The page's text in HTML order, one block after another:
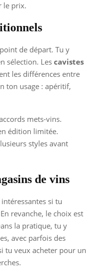
le prix.
de départ. Tu y
sélection. Les cavistes
les différences entre
ton usage : apéritif,
mets-vins.
édition limitée.
styles avant
de vins
si tu
revanche, le choix est
la pratique, tu y
avec parfois des
tu veux acheter pour un